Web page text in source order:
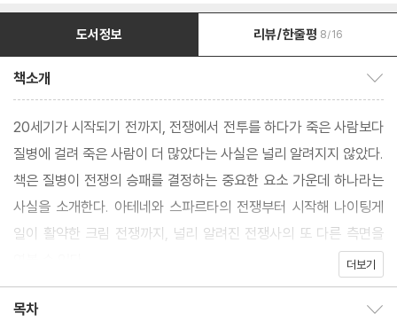
도서정보 리뷰/한줄평 8/16
책소개
20세기가 시작되기 전까지, 전쟁에서 전투를 하다가 죽은 사람보다
질병에 걸려 죽은 사람이 더 많았다는 사실은 널리 알려지지 않았다.
책은 질병이 전쟁의 승패를 결정하는 중요한 요소 가운데 하나라는
사실을 소개한다. 아테네와 스파르타의 전쟁부터 시작해 나이팅게
일이 활약한 크림 전쟁까지, 널리 알려진 전쟁사의 또 다른 측면을
더보기
목차